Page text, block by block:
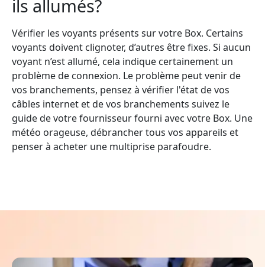
ils allumés?
Vérifier les voyants présents sur votre Box. Certains
voyants doivent clignoter, d’autres être fixes. Si aucun
voyant n’est allumé, cela indique certainement un
problème de connexion. Le problème peut venir de
vos branchements, pensez à vérifier l'état de vos
câbles internet et de vos branchements suivez le
guide de votre fournisseur fourni avec votre Box. Une
météo orageuse, débrancher tous vos appareils et
penser à acheter une multiprise parafoudre.